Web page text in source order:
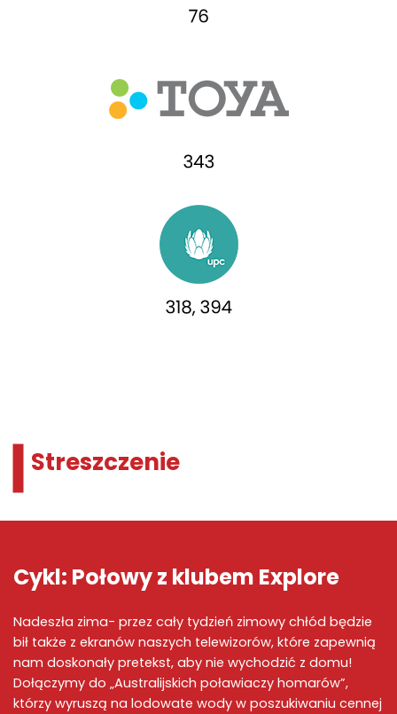
Streszczenie
Cykl: Połowy z klubem Explore
Nadeszła zima- przez cały tydzień zimowy chłód będzie
bił także z ekranów naszych telewizorów, które zapewnią
nam doskonały pretekst, aby nie wychodzić z domu!
Dołączymy do „Australijskich poławiaczy homarów”,
którzy wyruszą na lodowate wody w poszukiwaniu cennej